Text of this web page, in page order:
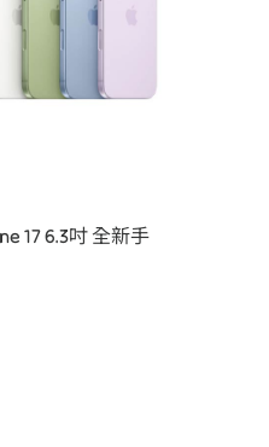
17 6.3吋 全新手